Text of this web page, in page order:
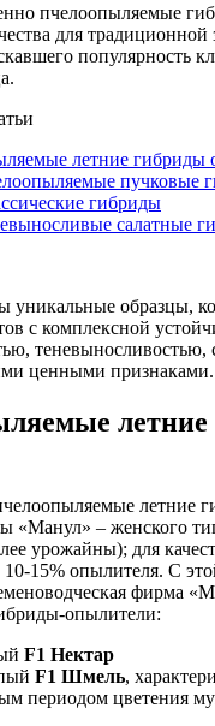
пчелоопыляемые
для традиционной
популярность
летние гибриды
пучковые
гибриды
салатные
уникальные образцы,
с комплексной
теневыносливостью,
ценными признаками.
летние
летние
«Манул» – женского
урожайны); для
15% опылителя. С
фирма
опылители:
F1 Нектар
F1 Шмель,
периодом цветения